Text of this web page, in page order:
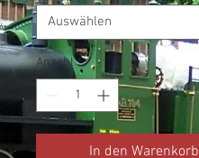
Anzahl *
In den Warenkorb